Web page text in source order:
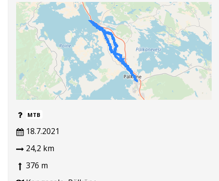
MTB
18.7.2021
24,2 km
376 m